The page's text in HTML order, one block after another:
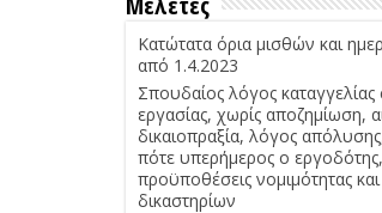
Κατώτατα όρια μισθών και
από 1.4.2023
Σπουδαίος λόγος
εργασίας, χωρίς αποζημίωση,
δικαιοπραξία, λόγος
πότε υπερήμερος ο εργοδότης,
προϋποθέσεις νομιμότητας και
δικαστηρίων